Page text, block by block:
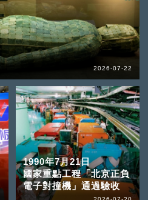
2026-07-22
1990年7月21日
國家重點工程「北京正負
電子對撞機」通過驗收